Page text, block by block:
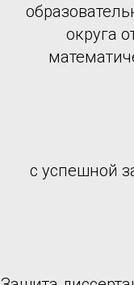
округа
с успешной